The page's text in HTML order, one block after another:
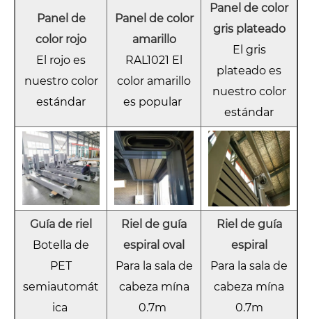
Panel de
color rojo
El rojo es
nuestro color
estándar
Panel de color
amarillo
RAL1021 El
color amarillo
es popular
Panel de color
gris plateado
El gris
plateado es
nuestro color
estándar
Guía de riel
Botella de
PET
semiautomát
ica
Riel de guía
espiral oval
Para la sala de
cabeza mína
0.7m
Riel de guía
espiral
Para la sala de
cabeza mína
0.7m